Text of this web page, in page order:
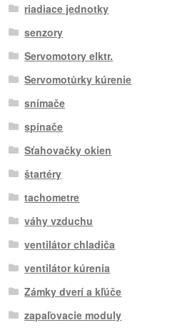
riadiace jednotky
senzory
Servomotory elktr.
Servomotůrky kúrenie
snímače
spínače
Sťahovačky okien
štartéry
tachometre
váhy vzduchu
ventilátor chladiča
ventilátor kúrenia
Zámky dverí a kľúče
zapaľovacie moduly